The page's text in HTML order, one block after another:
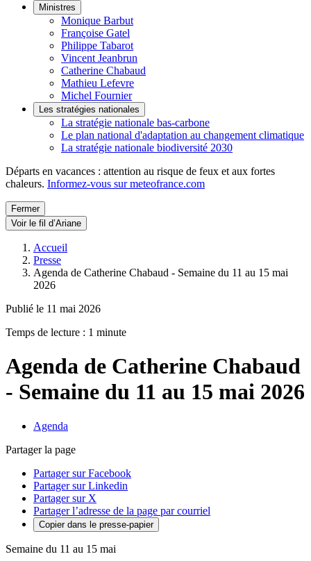
Ministres
Monique Barbut
Françoise Gatel
Philippe Tabarot
Vincent Jeanbrun
Catherine Chabaud
Mathieu Lefevre
Michel Fournier
Les stratégies nationales
La stratégie nationale bas-carbone
Le plan national d'adaptation au changement climatique
La stratégie nationale biodiversité 2030
Départs en vacances : attention au risque de feux et aux fortes
chaleurs. Informez-vous sur meteofrance.com
Fermer
Voir le fil d’Ariane
Accueil
Presse
Agenda de Catherine Chabaud - Semaine du 11 au 15 mai
2026
Publié le 11 mai 2026
Temps de lecture : 1 minute
Agenda de Catherine Chabaud
- Semaine du 11 au 15 mai 2026
Agenda
Partager la page
Partager sur Facebook
Partager sur Linkedin
Partager sur X
Partager l’adresse de la page par courriel
Copier dans le presse-papier
Semaine du 11 au 15 mai